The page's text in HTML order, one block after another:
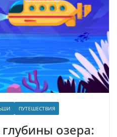
ПУТЕШЕСТВИЯ
озера: